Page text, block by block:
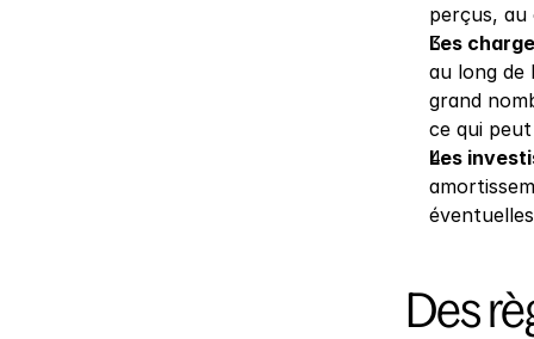
perçus, au
Les
au long de
grand
ce qui
Les
Des